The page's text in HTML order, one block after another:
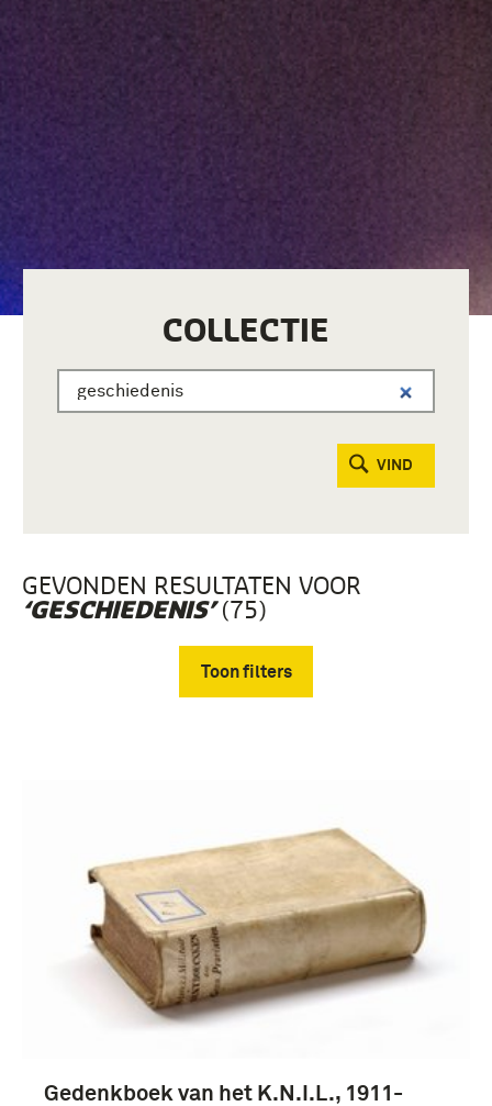
COLLECTIE
VIND
GEVONDEN RESULTATEN VOOR
‘GESCHIEDENIS’(75)
Toon filters
gedenkboek (75)
1851-1900 (12)
Gedenkboek van het K.N.I.L., 1911-